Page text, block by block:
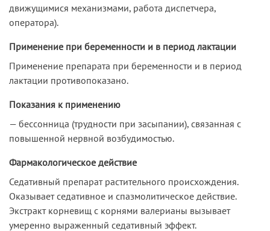
движущимися механизмами, работа диспетчера,
оператора).
Применение при беременности и в период лактации
Применение препарата при беременности и в период
лактации противопоказано.
Показания к применению
— бессонница (трудности при засыпании), связанная с
повышенной нервной возбудимостью.
Фармакологическое действие
Седативный препарат растительного происхождения.
Оказывает седативное и спазмолитическое действие.
Экстракт корневищ с корнями валерианы вызывает
умеренно выраженный седативный эффект.